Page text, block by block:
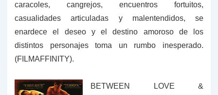
caracoles, cangrejos, encuentros fortuitos,
casualidades articuladas y malentendidos, se
enardece el deseo y el destino amoroso de los
distintos personajes toma un rumbo inesperado.
(FILMAFFINITY).
BETWEEN LOVE &